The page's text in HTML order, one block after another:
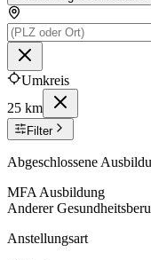
Umkreis
25 km
Filter
Abgeschlossene
MFA Ausbildung
Anderer
Anstellungsart